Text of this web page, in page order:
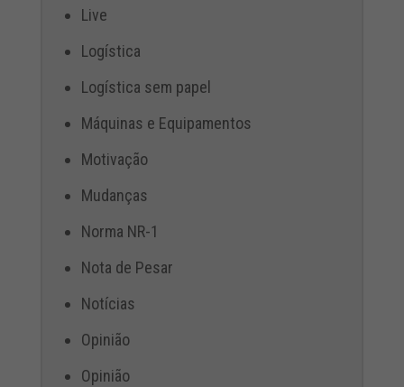
Live
Logística
Logística sem papel
Máquinas e Equipamentos
Motivação
Mudanças
Norma NR-1
Nota de Pesar
Notícias
Opinião
Opinião